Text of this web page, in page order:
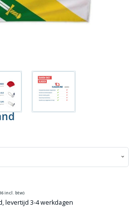
incl. btw)
levertijd 3-4 werkdagen